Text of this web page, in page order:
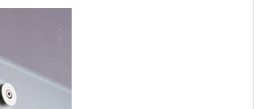
stock